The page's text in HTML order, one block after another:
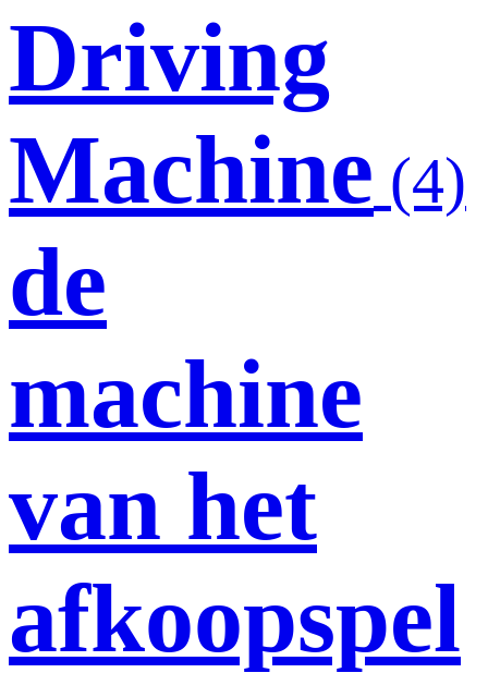
Driving
Machine (4)
de
machine
van het
afkoopspel